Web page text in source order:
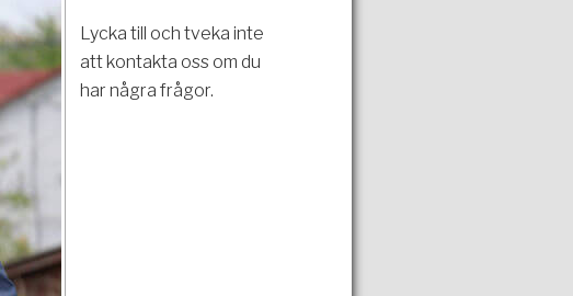
Lycka till och tveka inte
att kontakta oss om du
har några frågor.